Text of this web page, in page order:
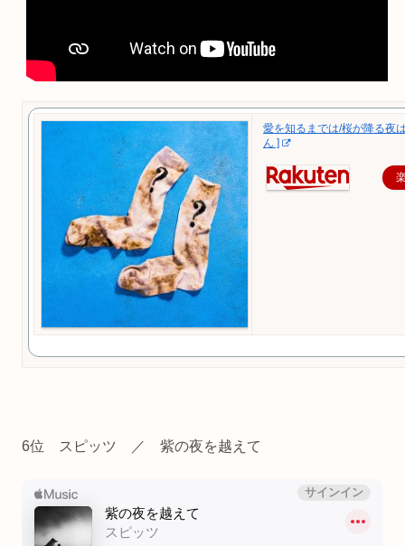
愛を知るまでは/桜が降る夜
ん ]
6位 スピッツ ／ 紫の夜を越えて